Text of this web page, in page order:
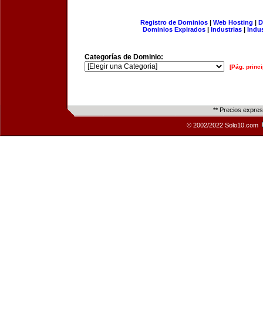
Registro de Dominios| Web Hosting |
Dominios Expirados | Industrias |
Categorías de Dominio:
[Pág.
** Precios
© 2002/2022 Solo10.com